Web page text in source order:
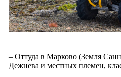
– Оттуда в Марково (Земля
Дежнева и местных племен,